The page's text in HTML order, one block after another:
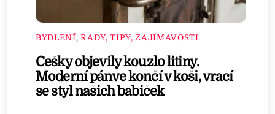
BYDLENÍ,RADY, TIPY, ZAJÍMAVOSTI
Češky objevily kouzlo litiny.
Moderní pánve končí v koši, vrací
se styl našich babiček